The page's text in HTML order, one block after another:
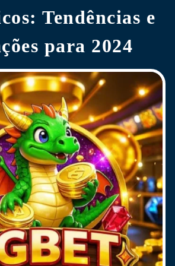
Tendências e
para 2024